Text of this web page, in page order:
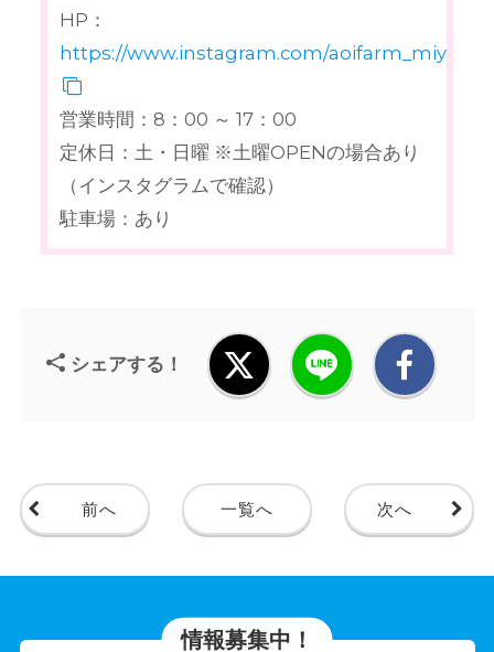
HP：
https://www.instagram.com/
営業時間：8：00 ～ 17：00
定休日：土・日曜 ※土曜OPENの場合あり
（インスタグラムで確認）
駐車場：あり
シェアする！
前へ 一覧へ 次へ
情報募集中！